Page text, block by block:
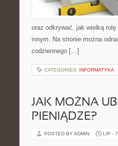
oraz odkrywać, jak wielką
innym. Na stronie można
codziennego […]
CATEGORIES: INFORMATYKA
JAK MOŻNA
PIENIĄDZE?
POSTED BY ADMIN LIP -